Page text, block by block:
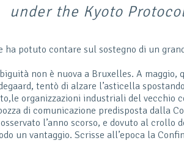
under the Kyoto
ha potuto contare sul sostegno di un
non è nuova a Bruxelles. A
tentò di alzare l’asticella
organizzazioni industriali del vecchio
di comunicazione predisposta dalla
l’anno scorso, e dovuto al crollo
un vantaggio. Scrisse all’epoca la